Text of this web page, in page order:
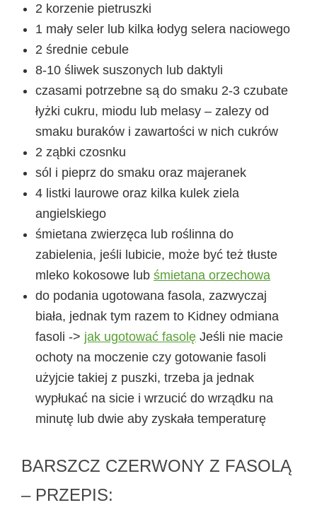
2 korzenie pietruszki
1 mały seler lub kilka łodyg selera naciowego
2 średnie cebule
8-10 śliwek suszonych lub daktyli
czasami potrzebne są do smaku 2-3 czubate
łyżki cukru, miodu lub melasy – zalezy od
smaku buraków i zawartości w nich cukrów
2 ząbki czosnku
sól i pieprz do smaku oraz majeranek
4 listki laurowe oraz kilka kulek ziela
angielskiego
śmietana zwierzęca lub roślinna do
zabielenia, jeśli lubicie, może być też tłuste
mleko kokosowe lub śmietana orzechowa
do podania ugotowana fasola, zazwyczaj
biała, jednak tym razem to Kidney odmiana
fasoli -> jak ugotować fasolę Jeśli nie macie
ochoty na moczenie czy gotowanie fasoli
użyjcie takiej z puszki, trzeba ja jednak
wypłukać na sicie i wrzucić do wrządku na
minutę lub dwie aby zyskała temperaturę
BARSZCZ CZERWONY Z FASOLĄ
– PRZEPIS: